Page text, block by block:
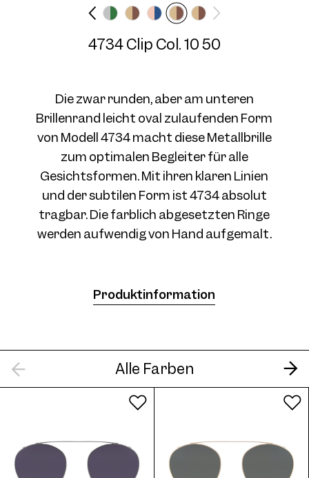
4734 Clip Col. 10 50
Die zwar runden, aber am unteren
Brillenrand leicht oval zulaufenden Form
von Modell 4734 macht diese Metallbrille
zum optimalen Begleiter für alle
Gesichtsformen. Mit ihren klaren Linien
und der subtilen Form ist 4734 absolut
tragbar. Die farblich abgesetzten Ringe
werden aufwendig von Hand aufgemalt.
Produktinformation
Alle Farben
4734 Clip Col. 03 50
4734 Clip Col. 04 50
4734 Clip Col. 06 50